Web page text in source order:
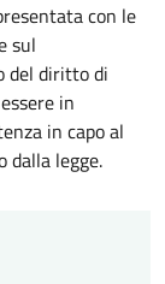
con le
sul
del diritto di
in
in capo al
dalla legge.